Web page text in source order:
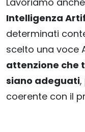
Intelligenza
determinati
scelto una voce
attenzione che
siano adeguati,
coerente con il